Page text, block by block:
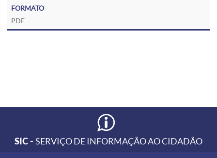
PDF
SIC - SERVIÇO DE INFORMAÇÃO AO CIDADÃO